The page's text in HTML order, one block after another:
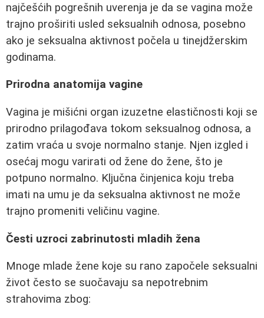
najčešćih pogrešnih uverenja je da se vagina može
trajno proširiti usled seksualnih odnosa, posebno
ako je seksualna aktivnost počela u tinejdžerskim
godinama.
Prirodna anatomija vagine
Vagina je mišićni organ izuzetne elastičnosti koji se
prirodno prilagođava tokom seksualnog odnosa, a
zatim vraća u svoje normalno stanje. Njen izgled i
osećaj mogu varirati od žene do žene, što je
potpuno normalno. Ključna činjenica koju treba
imati na umu je da seksualna aktivnost ne može
trajno promeniti veličinu vagine.
Česti uzroci zabrinutosti mladih žena
Mnoge mlade žene koje su rano započele seksualni
život često se suočavaju sa nepotrebnim
strahovima zbog: